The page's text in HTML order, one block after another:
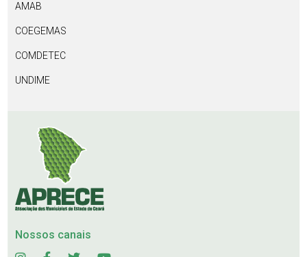
AMAB
COEGEMAS
COMDETEC
UNDIME
Nossos canais